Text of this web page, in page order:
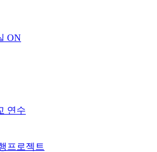
ON
연수
프로젝트